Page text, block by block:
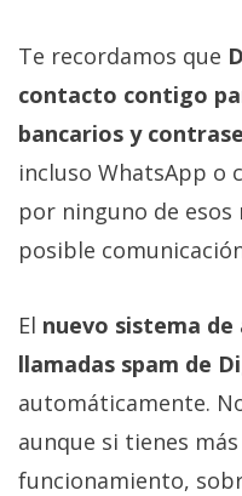
Te recordamos que
contacto contigo
bancarios y
incluso WhatsApp o
por ninguno de esos
posible
El nuevo sistema de
llamadas spam de
automáticamente.
aunque si tienes
funcionamiento,